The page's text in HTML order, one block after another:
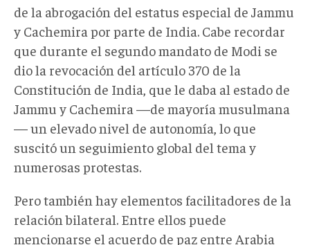
de la abrogación del estatus especial de Jammu
y Cachemira por parte de India. Cabe recordar
que durante el segundo mandato de Modi se
dio la revocación del artículo 370 de la
Constitución de India, que le daba al estado de
Jammu y Cachemira —de mayoría musulmana
— un elevado nivel de autonomía, lo que
suscitó un seguimiento global del tema y
numerosas protestas.
Pero también hay elementos facilitadores de la
relación bilateral. Entre ellos puede
mencionarse el acuerdo de paz entre Arabia